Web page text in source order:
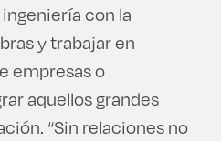
con la
y trabajar en
empresas o
aquellos grandes
“Sin relaciones no